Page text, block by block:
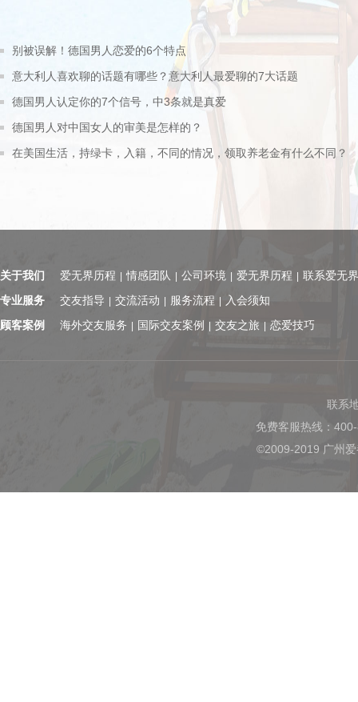
别被误解！德国男人恋爱的6个特点
意大利人喜欢聊的话题有哪些？意大利人最爱聊的7大话题
德国男人认定你的7个信号，中3条就是真爱
德国男人对中国女人的审美是怎样的？
在美国生活，持绿卡，入籍，不同的情况，领取养老金有什么不同？
关于我们 爱无界历程 情感团队 公司环境 爱无界历程
联系爱无界
专业服务
交友指导 交流活动 服务流程
入会须知
顾客案例
海外交友服务 国际交友案例 交友之旅 恋爱技巧
联系
免费客服热线：400-
©2009-2019 广州